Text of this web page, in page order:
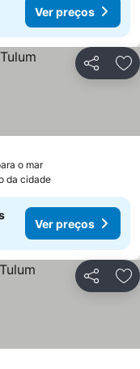
Ver preços
Partilhar
o marVer preços
da cidade
Ver preços
Partilhar